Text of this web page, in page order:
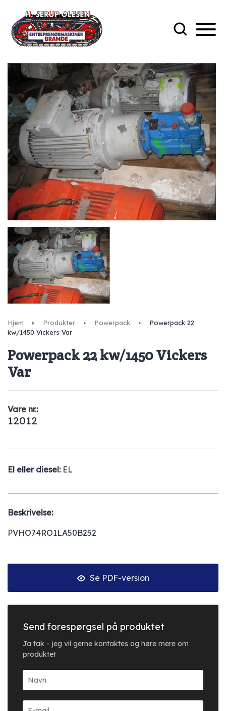
Hjem Produkter Powerpack
Powerpack 22
kw/1450 Vickers Var
Powerpack 22 kw/1450 Vickers
Var
Vare nr.:
12012
El eller diesel: EL
Beskrivelse:
PVHO74RO1LA50B252
Se PDF-version
Send forespørgsel på produktet
Ja tak - jeg vil gerne kontaktes og høre mere om
produktet